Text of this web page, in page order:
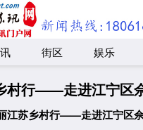
街区 娱乐
村行——走进江宁区
江苏乡村行——走进江宁区